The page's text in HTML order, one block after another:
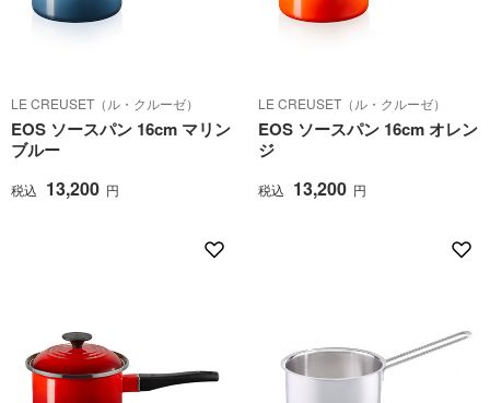
LE CREUSET（ル・クルーゼ）
EOS ソースパン 16cm マリン
ブルー
税込 13,200 円
LE CREUSET（ル・クルーゼ）
EOS ソースパン 16cm オレン
ジ
税込 13,200 円